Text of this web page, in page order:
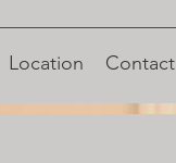
Location Contact